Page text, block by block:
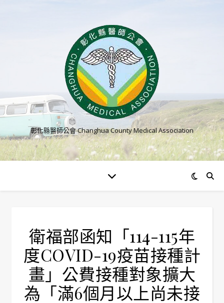
彰化縣醫師公會 Changhua County Medical Association
衛福部函知「114-115年
度COVID-19疫苗接種計
畫」公費接種對象擴大
為「滿6個月以上尚未接